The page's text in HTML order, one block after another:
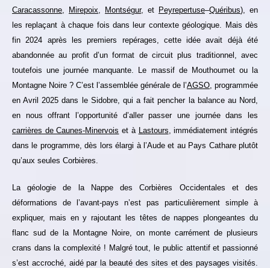
Caracassonne
Mirepoix Montségur, et Peyrepertuse–Quéribus), en
les replaçant à chaque fois dans leur contexte géologique. Mais dès
fin 2024 après les premiers repérages, cette idée avait déjà été
abandonnée au profit d’un format de circuit plus traditionnel, avec
toutefois une journée manquante. Le massif de Mouthoumet ou la
Montagne Noire ? C’est l’assemblée générale de l’AGSO , programmée
en Avril 2025 dans le Sidobre, qui a fait pencher la balance au Nord,
en nous offrant l’opportunité d’aller passer une journée dans les
carrières de Caunes-Minervois et à Lastours , immédiatement intégrés
dans le programme, dès lors élargi à l’Aude et au Pays Cathare plutôt
qu’aux seules Corbières.
La géologie de la Nappe des Corbières Occidentales et des
déformations de l’avant-pays n’est pas particulièrement simple à
expliquer, mais en y rajoutant les têtes de nappes plongeantes du
flanc sud de la Montagne Noire, on monte carrément de plusieurs
crans dans la complexité ! Malgré tout, le public attentif et passionné
s’est accroché, aidé par la beauté des sites et des paysages visités.